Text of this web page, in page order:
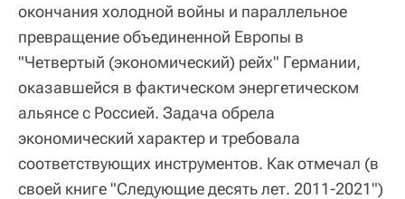
окончания холодной войны и параллельное
превращение объединенной Европы в
"Четвертый (экономический) рейх" Германии,
оказавшейся в фактическом энергетическом
альянсе с Россией. Задача обрела
экономический характер и требовала
соответствующих инструментов. Как отмечал (в
своей книге "Следующие десять лет. 2011-2021")